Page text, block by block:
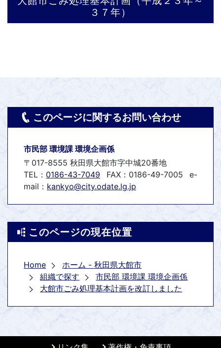
３７年）
このページに関するお問い合わせ
市民部 環境課 環境企画係
〒017-8555 秋田県大館市字中城20番地
TEL： 0186-43-7049 FAX：0186-49-7005
e-
mail： kankyo@city.odate.lg.jp
このページの現在位置
Home
ホーム - 秋田県大館市
組織で探す
市民部 環境課 環境企画係
大館市ごみ処理基本計画を改訂しました